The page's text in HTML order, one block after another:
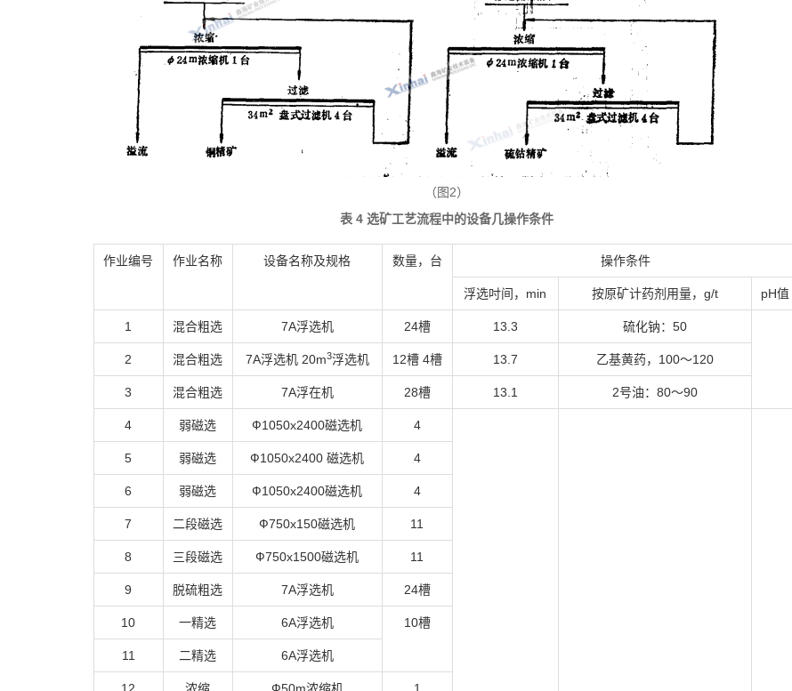
（图2）
表 4 选矿工艺流程中的设备几操作条件
作业编号 作业名称 设备名称及规格 数量，台 操作条件
浮选吋间，min 按原矿计药剂用量，g/t pH值
1 混合粗选 7A浮选机 24槽 13.3 硫化钠：50
2 混合粗选 7A浮选机 20m3浮选机 12槽 4槽 13.7 乙基黄药，100～120
3 混合粗选 7A浮在机 28槽 13.1 2号油：80～90
4 弱磁选 Ф1050x2400磁选机 4
5 弱磁选 Ф1050x2400 磁选机 4
6 弱磁选 Ф1050x2400磁选机 4
7 二段磁选 Ф750x150磁选机 11
8 三段磁选 Ф750x1500磁选机 11
9 脱硫粗选 7A浮选机 24槽
10 一精选 6A浮选机 10槽
11 二精选 6A浮选机